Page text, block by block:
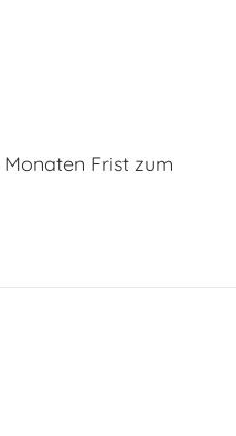
Frist zum